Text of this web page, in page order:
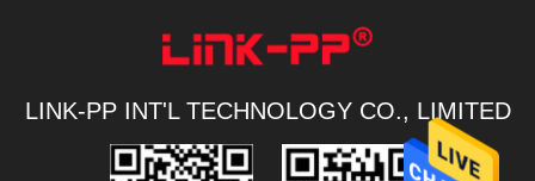
LINK-PP INT'L TECHNOLOGY CO., LIMITED